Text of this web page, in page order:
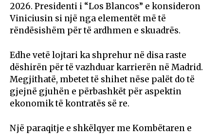
2026. Presidenti i “Los Blancos” e konsideron
Viniciusin si një nga elementët më të
rëndësishëm për të ardhmen e skuadrës.
Edhe vetë lojtari ka shprehur në disa raste
dëshirën për të vazhduar karrierën në Madrid.
Megjithatë, mbetet të shihet nëse palët do të
gjejnë gjuhën e përbashkët për aspektin
ekonomik të kontratës së re.
Një paraqitje e shkëlqyer me Kombëtaren e